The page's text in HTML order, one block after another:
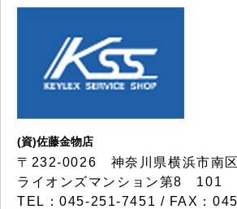
(資)佐藤金物店
〒232-0026 神奈川県横浜市南
ライオンズマンション第8 101
TEL：045-251-7451 / FAX：